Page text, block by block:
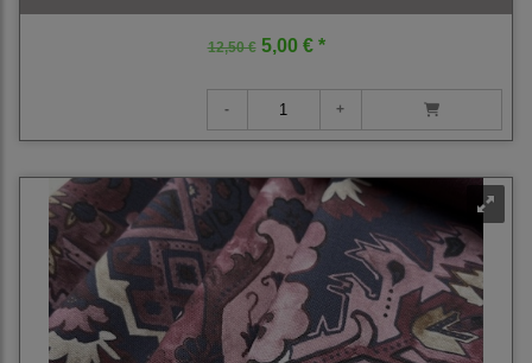
12,50 €5,00 € *